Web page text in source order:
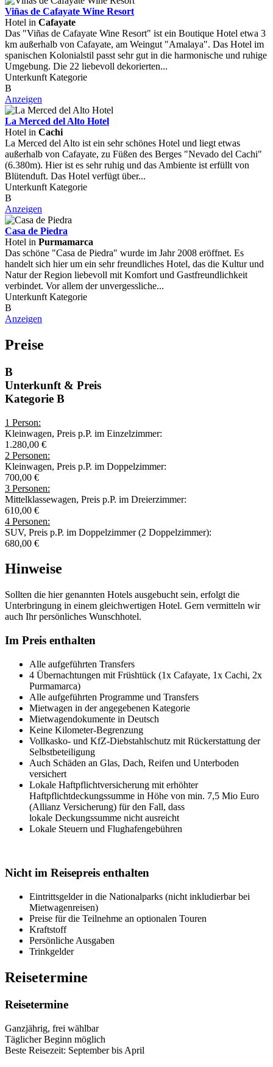
Viñas de Cafayate Wine Resort
Hotel in Cafayate
Das "Viñas de Cafayate Wine Resort" ist ein Boutique Hotel etwa 3
km außerhalb von Cafayate, am Weingut "Amalaya". Das Hotel im
spanischen Kolonialstil passt sehr gut in die harmonische und ruhige
Umgebung. Die 22 liebevoll dekorierten...
Unterkunft Kategorie
B
Anzeigen
La Merced del Alto Hotel
Hotel in Cachi
La Merced del Alto ist ein sehr schönes Hotel und liegt etwas
außerhalb von Cafayate, zu Füßen des Berges "Nevado del Cachi"
(6.380m). Hier ist es sehr ruhig und das Ambiente ist erfüllt von
Blütenduft. Das Hotel verfügt über...
Unterkunft Kategorie
B
Anzeigen
Casa de Piedra
Hotel in Purmamarca
Das schöne "Casa de Piedra" wurde im Jahr 2008 eröffnet. Es
handelt sich hier um ein sehr freundliches Hotel, das die Kultur und
Natur der Region liebevoll mit Komfort und Gastfreundlichkeit
verbindet. Vor allem der unvergessliche...
Unterkunft Kategorie
B
Anzeigen
Preise
B
Unterkunft & Preis
Kategorie B
1 Person:
Kleinwagen, Preis p.P. im Einzelzimmer:
1.280,00 €
2 Personen:
Kleinwagen, Preis p.P. im Doppelzimmer:
700,00 €
3 Personen:
Mittelklassewagen, Preis p.P. im Dreierzimmer:
610,00 €
4 Personen:
SUV, Preis p.P. im Doppelzimmer (2 Doppelzimmer):
680,00 €
Hinweise
Sollten die hier genannten Hotels ausgebucht sein, erfolgt die
Unterbringung in einem gleichwertigen Hotel. Gern vermitteln wir
auch Ihr persönliches Wunschhotel.
Im Preis enthalten
Alle aufgeführten Transfers
4 Übernachtungen mit Früshtück (1x Cafayate, 1x Cachi, 2x
Purmamarca)
Alle aufgeführten Programme und Transfers
Mietwagen in der angegebenen Kategorie
Mietwagendokumente in Deutsch
Keine Kilometer-Begrenzung
Vollkasko- und KfZ-Diebstahlschutz mit Rückerstattung der
Selbstbeteiligung
Auch Schäden an Glas, Dach, Reifen und Unterboden
versichert
Lokale Haftpflichtversicherung mit erhöhter
Haftpflichtdeckungssumme in Höhe von min. 7,5 Mio Euro
(Allianz Versicherung) für den Fall, dass
lokale Deckungssumme nicht ausreicht
Lokale Steuern und Flughafengebühren
Nicht im Reisepreis enthalten
Eintrittsgelder in die Nationalparks (nicht inkludierbar bei
Mietwagenreisen)
Preise für die Teilnehme an optionalen Touren
Kraftstoff
Persönliche Ausgaben
Trinkgelder
Reisetermine
Reisetermine
Ganzjährig, frei wählbar
Täglicher Beginn möglich
Beste Reisezeit: September bis April